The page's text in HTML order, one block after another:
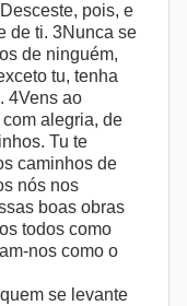
pois, e
de ti. 3Nunca se
de ninguém,
tu, tenha
4Vens ao
alegria, de
Tu te
caminhos de
nós nos
boas obras
todos como
nos como o
se levante